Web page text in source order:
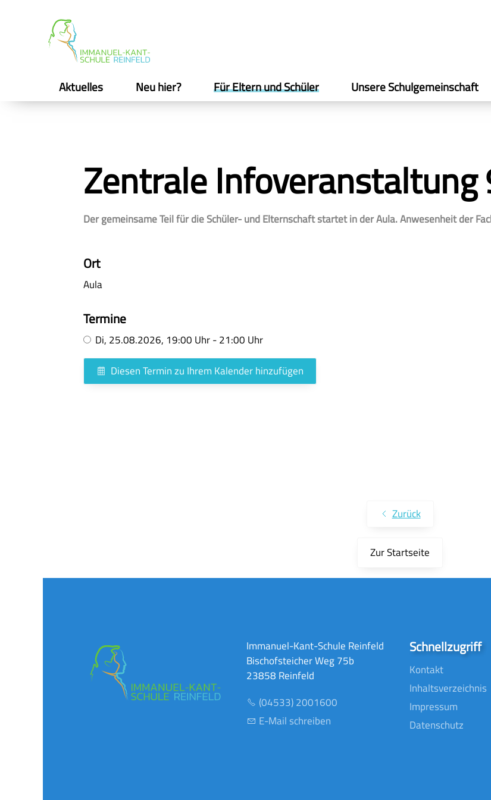
Aktuelles Neu hier? Für Eltern und Schüler Unsere Schulgemeinschaft
Zentrale Infoveranstaltung
Der gemeinsame Teil für die Schüler- und Elternschaft startet in der Aula. Anwesenheit der
Ort
Aula
Termine
Di, 25.08.2026, 19:00 Uhr- 21:00 Uhr
Diesen Termin zu Ihrem Kalender hinzufügen
Zurück
Zur Startseite
Immanuel-Kant-Schule Reinfeld
Bischofsteicher Weg 75b
23858 Reinfeld
(04533) 2001600
E-Mail schreiben
Schnellzugriff
Kontakt
Inhaltsverzeichnis
Impressum
Datenschutz